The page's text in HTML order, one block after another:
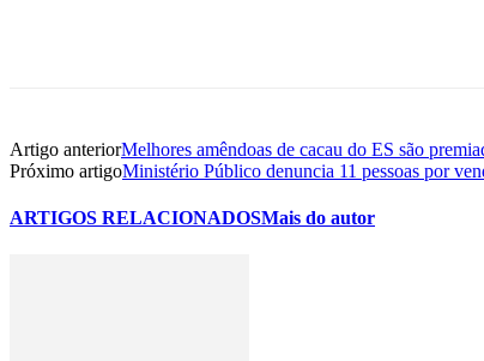
Artigo anteriorMelhores amêndoas de cacau do ES são
Próximo artigoMinistério Público denuncia 11 pessoas por
ARTIGOS RELACIONADOSMais do autor